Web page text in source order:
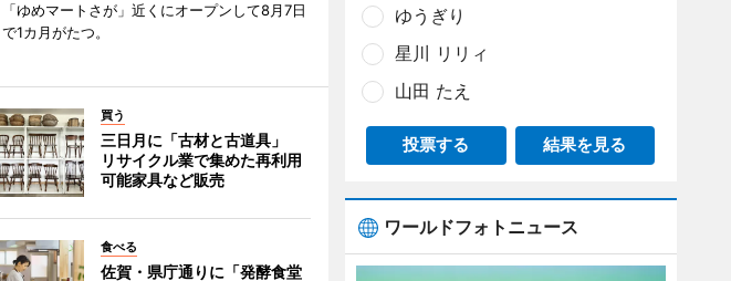
「ゆめマートさが」近くにオープンして8月7日
で1カ月がたつ。
買う
三日月に「古材と古道具」
リサイクル業で集めた再利用
可能家具など販売
食べる
佐賀・県庁通りに「発酵食堂
ゆうぎり
星川 リリィ
山田 たえ
投票する 結果を見る
ワールドフォトニュース